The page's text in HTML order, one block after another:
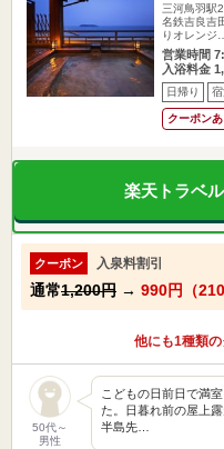
三河鳥羽駅
名鉄吉良吉
りオレンジ…
営業時間
入浴料金
日帰り
クーポンあ
楽天トラベ
クーポン 入泉料割引
通常1,200円 → 990円（
他にも1種類
50代～
男性
こどもの日前日で満
た。日暮れ前の屋上
半島先…